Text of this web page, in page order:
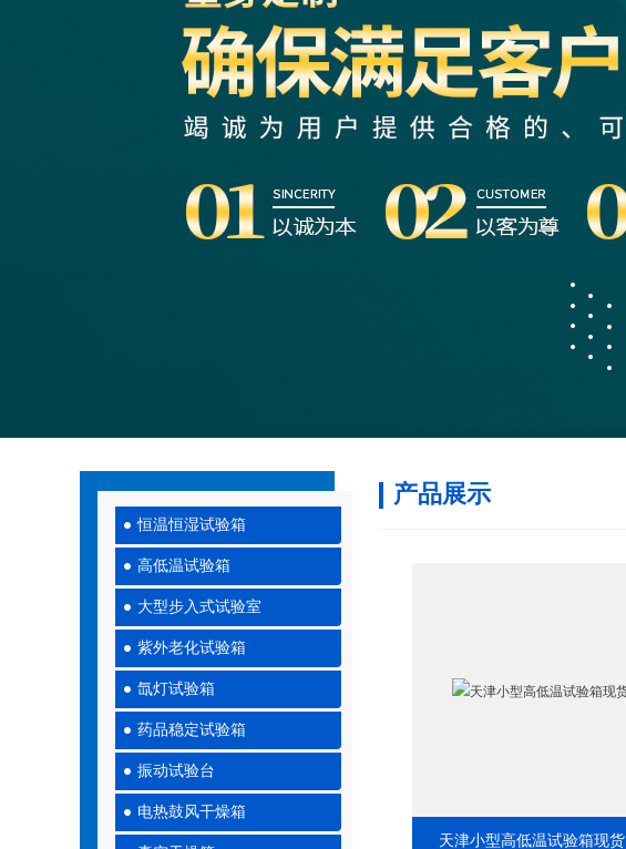
恒温恒湿试验箱
高低温试验箱
大型步入式试验室
紫外老化试验箱
氙灯试验箱
药品稳定试验箱
振动试验台
电热鼓风干燥箱
产品展示
天津小型高低温试验箱现货